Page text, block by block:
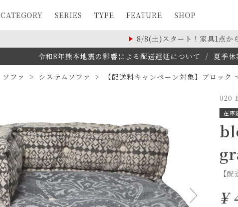
CATEGORY SERIES TYPE FEATURE SHOP
8/8(土)スタート！家具1点か
令和8年熊本地震の影響による配送遅延について / 夏季
ソファ システムソファ 【配送料キャンペーン対象】ブロッ
020-
在庫
【
¥